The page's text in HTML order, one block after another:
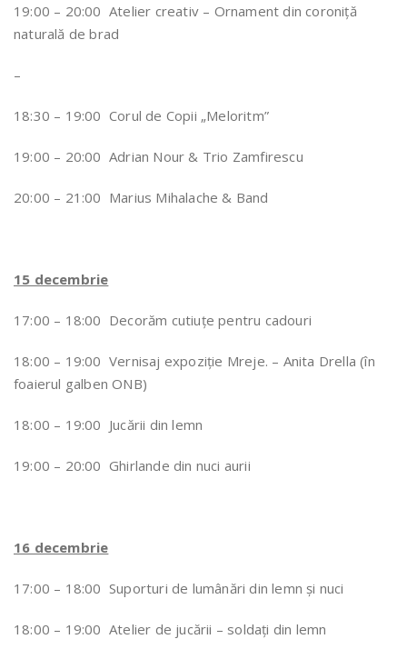
19:00 – 20:00 Atelier creativ – Ornament din coroniță
naturală de brad
–
18:30 – 19:00 Corul de Copii „Meloritm”
19:00 – 20:00 Adrian Nour & Trio Zamfirescu
20:00 – 21:00 Marius Mihalache & Band
15 decembrie
17:00 – 18:00 Decorăm cutiuțe pentru cadouri
18:00 – 19:00 Vernisaj expoziție Mreje. – Anita Drella (în
foaierul galben ONB)
18:00 – 19:00 Jucării din lemn
19:00 – 20:00 Ghirlande din nuci aurii
16 decembrie
17:00 – 18:00 Suporturi de lumânări din lemn și nuci
18:00 – 19:00 Atelier de jucării – soldați din lemn